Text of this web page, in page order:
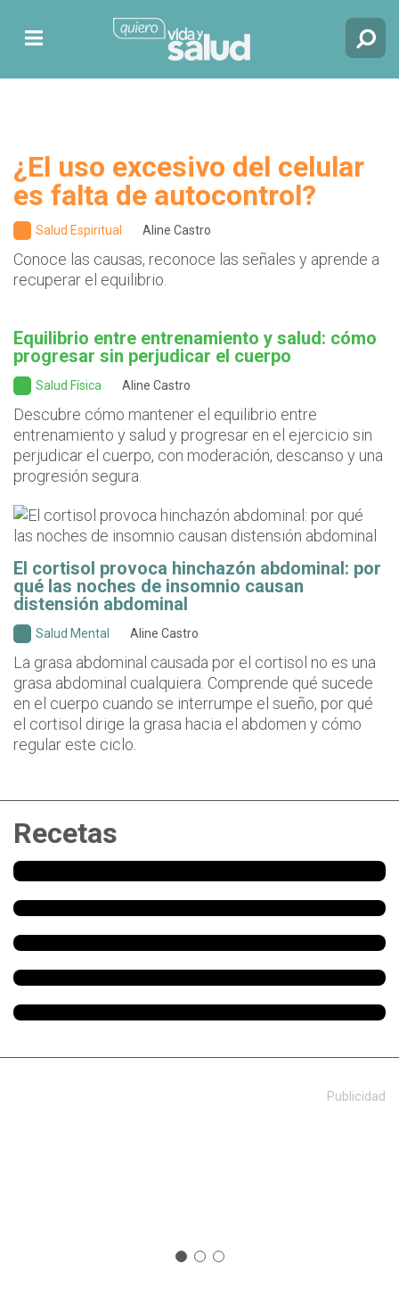
¿El uso excesivo del celular
es falta de autocontrol?
Salud Espiritual Aline Castro
Conoce las causas, reconoce las señales y aprende a
recuperar el equilibrio.
Equilibrio entre entrenamiento y salud: cómo
progresar sin perjudicar el cuerpo
Salud Física Aline Castro
Descubre cómo mantener el equilibrio entre
entrenamiento y salud y progresar en el ejercicio sin
perjudicar el cuerpo, con moderación, descanso y una
progresión segura.
El cortisol provoca hinchazón abdominal: por
qué las noches de insomnio causan
distensión abdominal
Salud Mental Aline Castro
La grasa abdominal causada por el cortisol no es una
grasa abdominal cualquiera. Comprende qué sucede
en el cuerpo cuando se interrumpe el sueño, por qué
el cortisol dirige la grasa hacia el abdomen y cómo
regular este ciclo.
Recetas
Publicidad